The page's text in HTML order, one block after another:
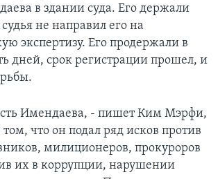
в здании суда. Его держали
не направил его на
экспертизу. Его продержали в
дней, срок регистрации прошел, и
Имендаева, - пишет Ким Мэрфи,
что он подал ряд исков против
милиционеров, прокуроров
их в коррупции, нарушении